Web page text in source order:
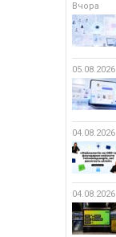
Вчора
05.08.2026
04.08.2026
04.08.2026